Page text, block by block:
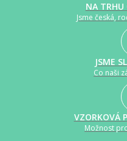
NA TRHU
Jsme česká,
JSME
Co naši
VZORKOVÁ
Možnost